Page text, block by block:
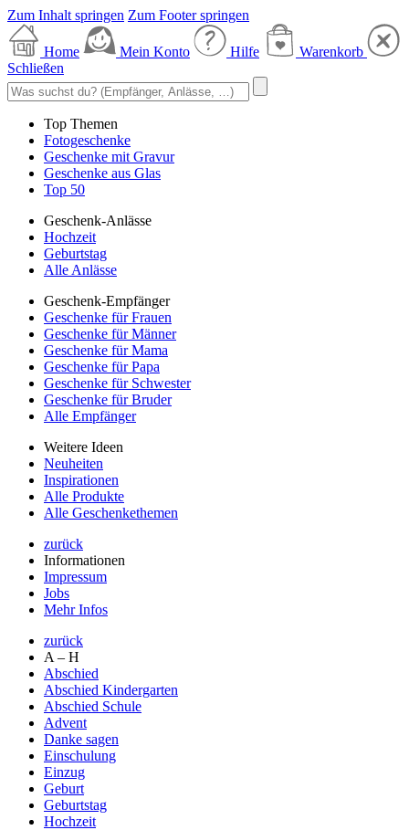
Zum Inhalt springen Zum Footer springen
Home Mein Konto Hilfe
Warenkorb
Schließen
Top Themen
Fotogeschenke
Geschenke mit Gravur
Geschenke aus Glas
Top 50
Geschenk-Anlässe
Hochzeit
Geburtstag
Alle Anlässe
Geschenk-Empfänger
Geschenke für Frauen
Geschenke für Männer
Geschenke für Mama
Geschenke für Papa
Geschenke für Schwester
Geschenke für Bruder
Alle Empfänger
Weitere Ideen
Neuheiten
Inspirationen
Alle Produkte
Alle Geschenkethemen
zurück
Informationen
Impressum
Jobs
Mehr Infos
zurück
A – H
Abschied
Abschied Kindergarten
Abschied Schule
Advent
Danke sagen
Einschulung
Einzug
Geburt
Geburtstag
Hochzeit